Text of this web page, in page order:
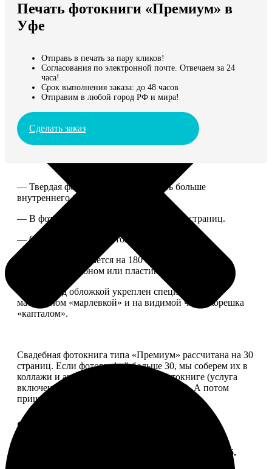
Мы доставляем по всему миру
Продолжить без города
Печать фотокниги «Премиум» в
Уфе
Отправь в печать за пару кликов!
Согласования по электронной почте. Отвечаем за 24
часа!
Срок выполнения заказа: до 48 часов
Отправим в любой город РФ и мира!
Сделать заказ
— Твердая фотообложка, размер чуть больше
внутреннего блока.
— В фотокниге может быть от 20 до 100 страниц.
— Страницы плотные, толщина 1 мм.
— Книга раскрывается на 180 градусов, развороты
укреплены картоном или пластиком.
— Блок под обложкой укреплен специальным
материалом «марлевкой» и на видимой части корешка
«капталом».
Свадебная фотокнига типа «Премиум» рассчитана на 30
страниц. Если фотографий больше 30, мы соберем их в
коллажи и аккуратно разместим в фотокниге (услуга
включена, стоимость останется прежней). А потом
пришлем вам на согласование развороты.
Форматы и цены
Цена, руб.